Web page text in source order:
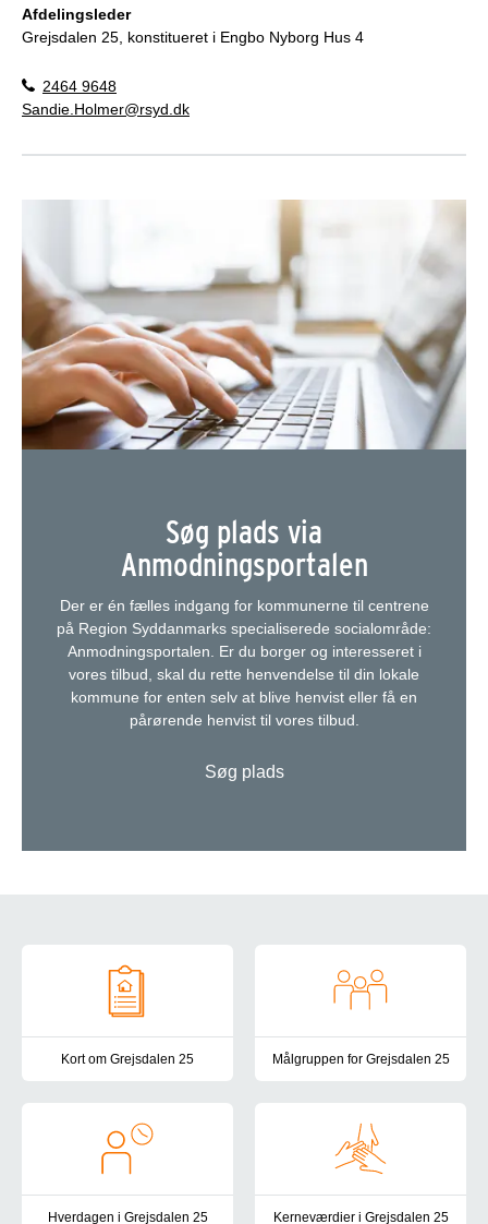
Afdelingsleder
Grejsdalen 25, konstitueret i Engbo Nyborg Hus 4
2464 9648
Sandie.Holmer@rsyd.dk
Søg plads via
Anmodningsportalen
Der er én fælles indgang for kommunerne til centrene
på Region Syddanmarks specialiserede socialområde:
Anmodningsportalen. Er du borger og interesseret i
vores tilbud, skal du rette henvendelse til din lokale
kommune for enten selv at blive henvist eller få en
pårørende henvist til vores tilbud.
Søg plads
Kort om Grejsdalen 25 Målgruppen for Grejsdalen 25
Hverdagen i Grejsdalen 25 Kerneværdier i Grejsdalen 25